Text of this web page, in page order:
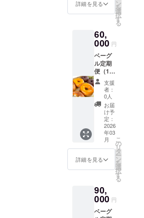
ギーを
お持ち
にご記
入くだ
さい。
可能な
限り対
応させ
ていた
だきま
す！
レルゲ
大豆な
ど ※詳
包する
商品に
よって
変わり
ますの
で、同
梱する
ラベル
の記載
をご確
認くだ
さい。
ギーを
お持ち
にご記
入くだ
さい。
可能な
料：国
産）、
甜菜糖
道
産）、
天然塩
（高知
産）、
水、
チー
ズ、
チョコ
レー
ト、
ナッツ
類 等 ア
成分・
大豆な
細は梱
り）、
個 内容
量：毎
月15個
（1個あ
たり約
100g）
保存方
法：冷
凍保存
賞味期
限：発
送日か
ら冷凍
で2週間
原材
料：国
産小麦
甜菜糖
（北海
産）、
詳細を見る ン
を
選
択
す
る
60,
000 円
ベーグ
ル定期
便（10
個×12か
月・全
国発
送） 内
容：毎
月10個
セット
（人気
＋季節
のベー
グル入
り）、1
合計120
個 内容
量：毎
月10個
（1個あ
支援
者：
0人
お届
け予
定：
2026
年03
月
詳細を見る
こ
の
リ
タ
ー
ン
を
選
択
す
る
90,
000 円
ベーグ